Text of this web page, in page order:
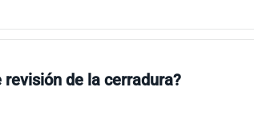
de la cerradura?